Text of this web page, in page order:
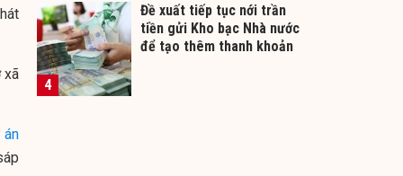
xã
án
4
Đề xuất tiếp tục nới trần
tiền gửi Kho bạc Nhà nước
để tạo thêm thanh khoản